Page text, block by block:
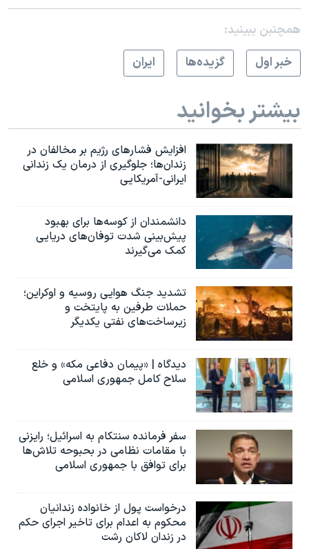
همچنبن ببینید:
خبر اول
گزيده‌ها ايران
بیشتر بخوانید
افزایش فشارهای رژیم بر مخالفان در
زندان‌ها؛ جلوگیری از درمان یک زندانی
ایرانی-آمریکایی
دانشمندان از کوسه‌ها برای بهبود
پیش‌بینی شدت توفان‌های دریایی
کمک می‌گیرند
تشدید جنگ هوایی روسیه و اوکراین؛
حملات طرفین به پایتخت‌ و
زیرساخت‌های نفتی یکدیگر
دیدگاه | «پیمان دفاعی مکه» و خلع
سلاح کامل جمهوری اسلامی
سفر فرمانده سنتکام به اسرائیل؛ رایزنی
با مقامات نظامی در بحبوحه تلاش‌ها
برای توافق با جمهوری اسلامی
درخواست پول از خانواده زندانیان
محکوم به‌ اعدام برای تاخیر اجرای حکم
در زندان لاکان رشت